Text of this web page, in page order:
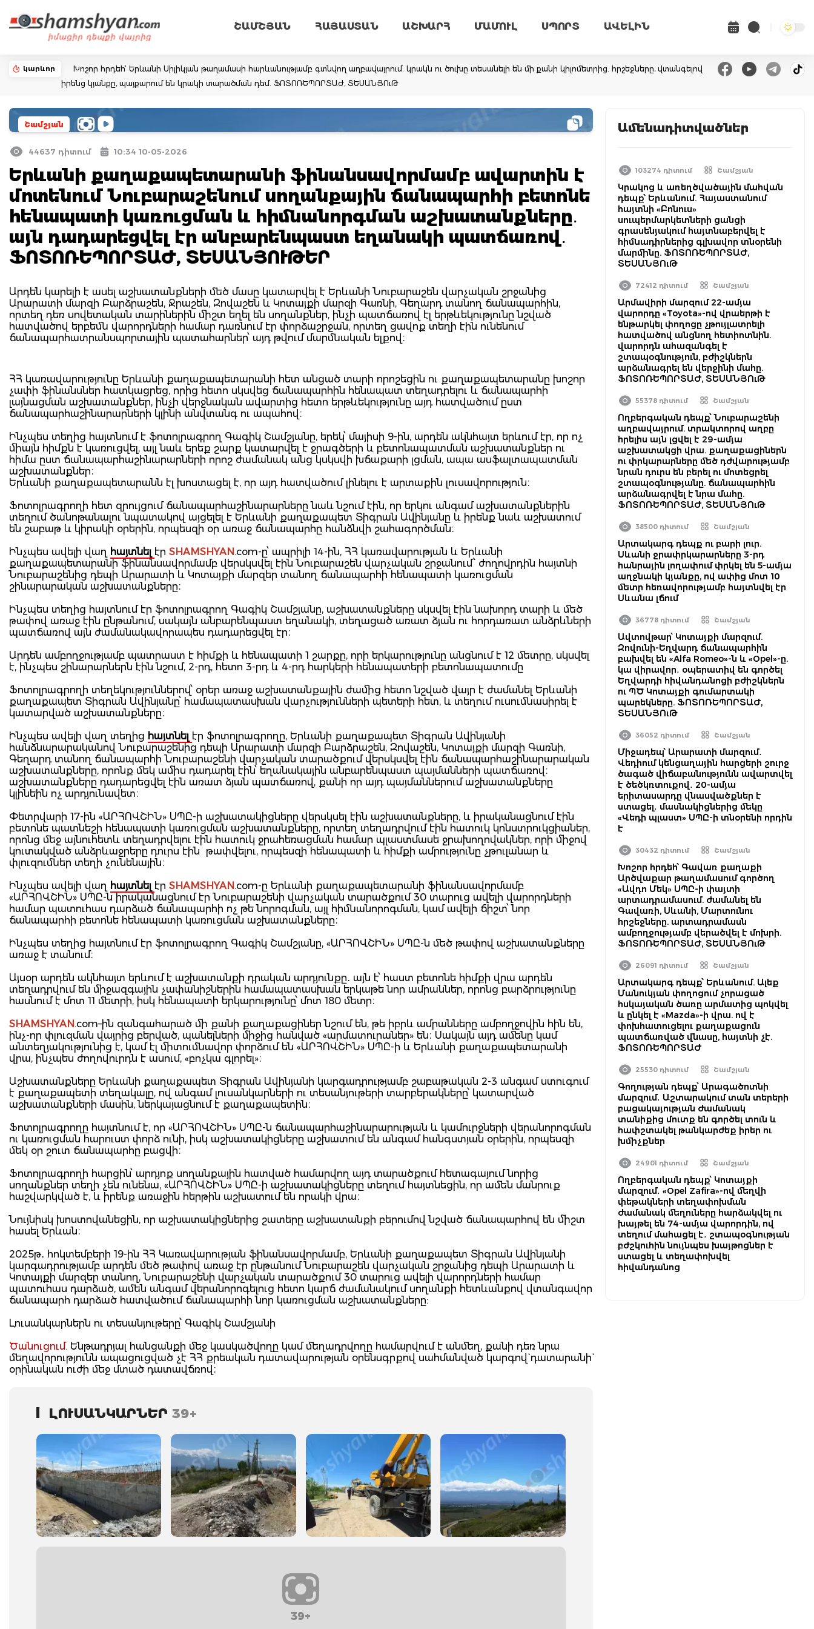
ՇԱՄՇՅԱՆ ՀԱՅԱՍՏԱՆ ԱՇԽԱՐՀ ՄԱՄՈՒԼ ՍՊՈՐՏ ԱՎԵԼԻՆ
կարևոր
Խոշոր հրդեհ՝ Երևանի Սիլիկյան թաղամասի հարևանությամբ գտնվող աղբավայրում. կրակն ու ծուխը տեսանելի են մի քանի կիլոմետրից. հրշեջները, վտանգելով
իրենց կյանքը, պայքարում են կրակի տարածման դեմ. ՖՈՏՈՌԵՊՈՐՏԱԺ, ՏԵՍԱՆՅՈւԹ
Շամշյան
44637 դիտում 10:34 10-05-2026
Երևանի քաղաքապետարանի ֆինանսավորմամբ ավարտին է
մոտենում Նուբարաշենում սողանքային ճանապարհի բետոնե
հենապատի կառուցման և հիմնանորգման աշխատանքները․
այն դադարեցվել էր անբարենպաստ եղանակի պատճառով․
ՖՈՏՈՌԵՊՈՐՏԱԺ, ՏԵՍԱՆՅՈՒԹԵՐ
Արդեն կարելի է ասել աշխատանքների մեծ մասը կատարվել է Երևանի Նուբարաշեն վարչական շրջանից
Արարատի մարզի Բարձրաշեն, Ջրաշեն, Զովաշեն և Կոտայքի մարզի Գառնի, Գեղարդ տանող ճանապարհին,
որտեղ դեռ սովետական տարիներին միշտ եղել են սողանքներ, ինչի պատճառով էլ երթևեկությունը նշված
հատվածով երբեմն վարորդների համար դառնում էր փորձաշրջան, որտեղ ցավոք տեղի էին ունենում
ճանապարհատրանսպորտային պատահարներ՝ այդ թվում մարմնական ելքով։
ՀՀ կառավարությունը Երևանի քաղաքապետարանի հետ անցած տարի որոշեցին ու քաղաքապետարանը խոշոր
չափի ֆինանսներ հատկացրեց, որից հետո սկսվեց ճանապարհին հենապատ տեղադրելու և ճանապարհի
լայնացման աշխատանքներ, ինչի վերջնական ավարտից հետո երթևեկությունը այդ հատվածում ըստ
ճանապարհաշինարարների կլինի անվտանգ ու ապահով։
Ինչպես տեղից հայտնում է ֆոտոլրագրող Գագիկ Շամշյանը, երեկ՝ մայիսի 9-ին, արդեն ակնհայտ երևում էր, որ ոչ
միայն հիմքն է կառուցվել, այլ նաև երեք շարք կատարվել է ջրագծերի և բետոնապատման աշխատանքներ ու
հիմա ըստ ճանապարհաշինարարների որոշ ժամանակ անց կսկսվի խճաքարի լցման, ապա ասֆալտապատման
աշխատանքներ։
Երևանի քաղաքապետարանն էլ խոստացել է, որ այդ հատվածում լինելու է արտաքին լուսավորություն։
Ֆոտոլրագրողի հետ զրույցում ճանապարհաշինարարները նաև նշում էին, որ երկու անգամ աշխատանքներին
տեղում ծանոթանալու նպատակով այցելել է Երևանի քաղաքապետ Տիգրան Ավինյանը և իրենք նաև աշխատում
են շաբաթ և կիրակի օրերին, որպեսզի օր առաջ ճանապարհը հանձնվի շահագործման։
Ինչպես ավելի վաղ հայտնել էր SHAMSHYAN.com-ը՝ ապրիլի 14-ին, ՀՀ կառավարության և Երևանի
քաղաքապետարանի ֆինանսավորմամբ վերսկսվել էին Նուբարաշեն վարչական շրջանում՝ ժողովրդին հայտնի
Նուբարաշենից դեպի Արարատի և Կոտայքի մարզեր տանող ճանապարհի հենապատի կառուցման
շինարարական աշխատանքները։
Ինչպես տեղից հայտնում էր ֆոտոլրագրող Գագիկ Շամշյանը, աշխատանքները սկսվել էին նախորդ տարի և մեծ
թափով առաջ էին ընթանում, սակայն անբարենպաստ եղանակի, տեղացած առատ ձյան ու հորդառատ անձրևների
պատճառով այն ժամանակավորապես դադարեցվել էր։
Արդեն ամբողջությամբ պատրաստ է հիմքի և հենապատի 1 շարքը, որի երկարությունը անցնում է 12 մետրը, սկսվել
է, ինչպես շինարարներն էին նշում, 2-րդ, հետո 3-րդ և 4-րդ հարկերի հենապատերի բետոնապատումը
Ֆոտոլրագրողի տեղեկություններով՝ օրեր առաջ աշխատանքային ժամից հետո նշված վայր է ժամանել Երևանի
քաղաքապետ Տիգրան Ավինյանը՝ համապատասխան վարչությունների պետերի հետ, և տեղում ուսումնասիրել է
կատարված աշխատանքները։
Ինչպես ավելի վաղ տեղից հայտնել էր ֆոտոլրագրողը, Երևանի քաղաքապետ Տիգրան Ավինյանի
հանձնարարականով Նուբարաշենից դեպի Արարատի մարզի Բարձրաշեն, Զովաշեն, Կոտայքի մարզի Գառնի,
Գեղարդ տանող ճանապարհի Նուբարաշենի վարչական տարածքում վերսկսվել էին ճանապարհաշինարարական
աշխատանքները, որոնք մեկ ամիս դադարել էին՝ եղանակային անբարենպաստ պայմանների պատճառով։
աշխատանքները դադարեցվել էին առատ ձյան պատճառով, քանի որ այդ պայմաններում աշխատանքները
կլինեին ոչ արդյունավետ։
Փետրվարի 17-ին «ԱՐՀՈՎՇԻՆ» ՍՊԸ-ի աշխատակիցները վերսկսել էին աշխատանքները, և իրականացնում էին
բետոնե պատնեշի հենապատի կառուցման աշխատանքները, որտեղ տեղադրվում էին հատուկ կոնստրուկցիաներ,
որոնց մեջ այնուհետև տեղադրվելու էին հատուկ ջրահեռացման համար պլաստմասե ջրախողովակներ, որի միջով
կուտակված անձրևաջրերը դուրս էին թափվելու, որպեսզի հենապատի և հիմքի ամրությունը չթուլանար և
փլուզումներ տեղի չունենային։
Ինչպես ավելի վաղ հայտնել էր SHAMSHYAN.com-ը Երևանի քաղաքապետարանի ֆինանսավորմամբ
«ԱՐՀՈՎՇԻՆ» ՍՊԸ-ն իրականացնում էր Նուբարաշենի վարչական տարածքում 30 տարուց ավելի վարորդների
համար պատուհաս դարձած ճանապարհի ոչ թե նորոգման, այլ հիմնանորոգման, կամ ավելի ճիշտ՝ նոր
ճանապարհի բետոնե հենապատի կառուցման աշխատանքները։
Ինչպես տեղից հայտնում էր ֆոտոլրագրող Գագիկ Շամշյանը, «ԱՐՀՈՎՇԻՆ» ՍՊԸ-ն մեծ թափով աշխատանքները
առաջ է տանում։
Այսօր արդեն ակնհայտ երևում է աշխատանքի դրական արդյունքը․ այն է՝ հաստ բետոնե հիմքի վրա արդեն
տեղադրվում են միջազգային չափանիշներին համապատասխան երկաթե նոր ամրաններ, որոնց բարձրությունը
հասնում է մոտ 11 մետրի, իսկ հենապատի երկարությունը՝ մոտ 180 մետր։
SHAMSHYAN.com–ին զանգահարած մի քանի քաղաքացիներ նշում են, թե իբրև ամրանները ամբողջովին հին են,
ինչ-որ փլուզման վայրից բերված, պանելների միջից հանված «արմատուրաներ» են։ Սակայն այդ ամենը կամ
անտեղյակությունից է, կամ էլ միտումնավոր փորձում են «ԱՐՀՈՎՇԻՆ» ՍՊԸ-ի և Երևանի քաղաքապետարանի
վրա, ինչպես ժողովուրդն է ասում, «բոչկա գլորել»։
Աշխատանքները Երևանի քաղաքապետ Տիգրան Ավինյանի կարգադրությամբ շաբաթական 2-3 անգամ ստուգում
է քաղաքապետի տեղակալը, ով անգամ լուսանկարների ու տեսանյութերի տարբերակները՝ կատարված
աշխատանքների մասին, ներկայացնում է քաղաքապետին։
Ֆոտոլրագրողը հայտնում է, որ «ԱՐՀՈՎՇԻՆ» ՍՊԸ-ն ճանապարհաշինարարության և կամուրջների վերանորոգման
ու կառուցման հարուստ փորձ ունի, իսկ աշխատակիցները աշխատում են անգամ հանգստյան օրերին, որպեսզի
մեկ օր շուտ ճանապարհը բացվի։
Ֆոտոլրագրողի հարցին՝ արդյոք սողանքային հատված համարվող այդ տարածքում հետագայում նորից
սողանքներ տեղի չեն ունենա, «ԱՐՀՈՎՇԻՆ» ՍՊԸ-ի աշխատակիցները տեղում հայտնեցին, որ ամեն մանրուք
հաշվարկված է, և իրենք առաջին հերթին աշխատում են որակի վրա։
Նույնիսկ խոստովանեցին, որ աշխատակիցներից շատերը աշխատանքի բերումով նշված ճանապարհով են միշտ
հասել Երևան։
2025թ․ հոկտեմբերի 19-ին ՀՀ Կառավարության ֆինանսավորմամբ, Երևանի քաղաքապետ Տիգրան Ավինյանի
կարգադրությամբ արդեն մեծ թափով առաջ էր ընթանում Նուբարաշեն վարչական շրջանից դեպի Արարատի և
Կոտայքի մարզեր տանող, Նուբարաշենի վարչական տարածքում 30 տարուց ավելի վարորդների համար
պատուհաս դարձած, ամեն անգամ վերանորոգելուց հետո կարճ ժամանակում սողանքի հետևանքով վտանգավոր
ճանապարհ դարձած հատվածում ճանապարհի նոր կառուցման աշխատանքները:
Լուսանկարներն ու տեսանյութերը՝ Գագիկ Շամշյանի
Ծանուցում. Ենթադրյալ հանցանքի մեջ կասկածվողը կամ մեղադրվողը համարվում է անմեղ, քանի դեռ նրա
մեղավորությունն ապացուցված չէ ՀՀ քրեական դատավարության օրենսգրքով սահմանված կարգով` դատարանի`
օրինական ուժի մեջ մտած դատավճռով։
ԼՈՒՍԱՆԿԱՐՆԵՐ 39+
39+
Ամենադիտվածներ
103274 դիտում Շամշյան
Կրակոց և առեղծվածային մահվան
դեպք՝ Երևանում. Հայաստանում
հայտնի «Բոնուս»
սուպերմարկետների ցանցի
գրասենյակում հայտնաբերվել է
հիմնադիրներից գլխավոր տնօրենի
մարմինը. ՖՈՏՈՌԵՊՈՐՏԱԺ,
ՏԵՍԱՆՅՈւԹ
72412 դիտում Շամշյան
Արմավիրի մարզում 22-ամյա
վարորդը «Toyota»-ով վրաերթի է
ենթարկել փողոցը չթույլատրելի
հատվածով անցնող հետիոտնին.
վարորդն ահազանգել է
շտապօգնություն, բժիշկներն
արձանագրել են վերջինի մահը.
ՖՈՏՈՌԵՊՈՐՏԱԺ, ՏԵՍԱՆՅՈւԹ
55378 դիտում Շամշյան
Ողբերգական դեպք՝ Նուբարաշենի
աղբավայրում. տրակտորով աղբը
հրելիս այն լցվել է 29-ամյա
աշխատակցի վրա. քաղաքացիներն
ու փրկարարները մեծ դժվարությամբ
նրան դուրս են բերել ու մոտեցրել
շտապօգնությանը. ճանապարհին
արձանագրվել է նրա մահը.
ՖՈՏՈՌԵՊՈՐՏԱԺ, ՏԵՍԱՆՅՈւԹ
38500 դիտում Շամշյան
Արտակարգ դեպք ու բարի լուր.
Սևանի ջրափրկարարները 3-րդ
հանրային լողափում փրկել են 5-ամյա
աղջնակի կյանքը, ով ափից մոտ 10
մետր հեռավորությամբ հայտնվել էր
Սևանա լճում
36778 դիտում Շամշյան
Ավտովթար՝ Կոտայքի մարզում.
Զովունի-Եղվարդ ճանապարհին
բախվել են «Alfa Romeo»-ն և «Opel»-ը.
կա վիրավոր․ օպերատիվ են գործել
Եղվարդի հիվանդանոցի բժիշկներն
ու ՊԾ Կոտայքի գումարտակի
պարեկները. ՖՈՏՈՌԵՊՈՐՏԱԺ,
ՏԵՍԱՆՅՈւԹ
36052 դիտում Շամշյան
Միջադեպ՝ Արարատի մարզում․
Վեդիում կենցաղային հարցերի շուրջ
ծագած վիճաբանությունն ավարտվել
է ծեծկռտուքով․ 20-ամյա
երիտասարդը վնասվածքներ է
ստացել․ մասնակիցներից մեկը
«Վեդի պլաստ» ՍՊԸ-ի տնօրենի որդին
է
30432 դիտում Շամշյան
Խոշոր հրդեհ՝ Գավառ քաղաքի
Արծվաքար թաղամասում գործող
«Ավդո Մեկ» ՍՊԸ-ի փայտի
արտադրամասում. ժամանել են
Գավառի, Սևանի, Մարտունու
հրշեջները. արտադրամասն
ամբողջությամբ վերածվել է մոխրի.
ՖՈՏՈՌԵՊՈՐՏԱԺ, ՏԵՍԱՆՅՈւԹ
26091 դիտում Շամշյան
Արտակարգ դեպք՝ Երևանում. Ալեք
Մանուկյան փողոցում չորացած
հսկայական ծառը արմատից պոկվել
և ընկել է «Mazda»-ի վրա. ով է
փոխհատուցելու քաղաքացուն
պատճառված վնասը, հայտնի չէ.
ՖՈՏՈՌԵՊՈՐՏԱԺ
25530 դիտում Շամշյան
Գողության դեպք՝ Արագածոտնի
մարզում․ Աշտարակում տան տերերի
բացակայության ժամանակ
տանիքից մուտք են գործել տուն և
հափշտակել թանկարժեք իրեր ու
խմիչքներ
24901 դիտում Շամշյան
Ողբերգական դեպք՝ Կոտայքի
մարզում․ «Opel Zafira»-ով մեղվի
փեթակների տեղափոխման
ժամանակ մեղուները հարձակվել ու
խայթել են 74-ամյա վարորդին, ով
տեղում մահացել է․ շտապօգնության
բժշկուհին նույնպես խայթոցներ է
ստացել և տեղափոխվել
հիվանդանոց